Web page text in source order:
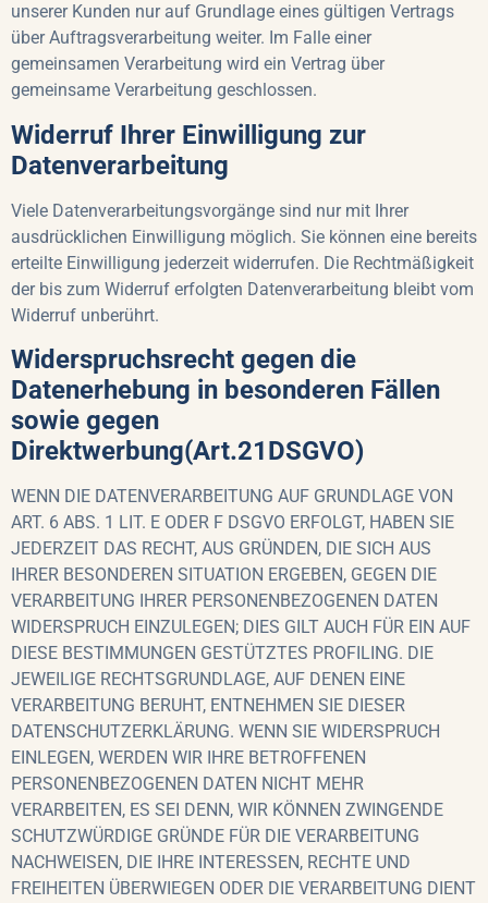
unserer Kunden nur auf Grundlage eines gültigen Vertrags
über Auftragsverarbeitung weiter. Im Falle einer
gemeinsamen Verarbeitung wird ein Vertrag über
gemeinsame Verarbeitung geschlossen.
Widerruf Ihrer Einwilligung zur
Datenverarbeitung
Viele Datenverarbeitungsvorgänge sind nur mit Ihrer
ausdrücklichen Einwilligung möglich. Sie können eine bereits
erteilte Einwilligung jederzeit widerrufen. Die Rechtmäßigkeit
der bis zum Widerruf erfolgten Datenverarbeitung bleibt vom
Widerruf unberührt.
Widerspruchsrecht gegen die
Datenerhebung in besonderen Fällen
sowie gegen
Direktwerbung(Art.21DSGVO)
WENN DIE DATENVERARBEITUNG AUF GRUNDLAGE VON
ART. 6 ABS. 1 LIT. E ODER F DSGVO ERFOLGT, HABEN SIE
JEDERZEIT DAS RECHT, AUS GRÜNDEN, DIE SICH AUS
IHRER BESONDEREN SITUATION ERGEBEN, GEGEN DIE
VERARBEITUNG IHRER PERSONENBEZOGENEN DATEN
WIDERSPRUCH EINZULEGEN; DIES GILT AUCH FÜR EIN AUF
DIESE BESTIMMUNGEN GESTÜTZTES PROFILING. DIE
JEWEILIGE RECHTSGRUNDLAGE, AUF DENEN EINE
VERARBEITUNG BERUHT, ENTNEHMEN SIE DIESER
DATENSCHUTZERKLÄRUNG. WENN SIE WIDERSPRUCH
EINLEGEN, WERDEN WIR IHRE BETROFFENEN
PERSONENBEZOGENEN DATEN NICHT MEHR
VERARBEITEN, ES SEI DENN, WIR KÖNNEN ZWINGENDE
SCHUTZWÜRDIGE GRÜNDE FÜR DIE VERARBEITUNG
NACHWEISEN, DIE IHRE INTERESSEN, RECHTE UND
FREIHEITEN ÜBERWIEGEN ODER DIE VERARBEITUNG DIENT